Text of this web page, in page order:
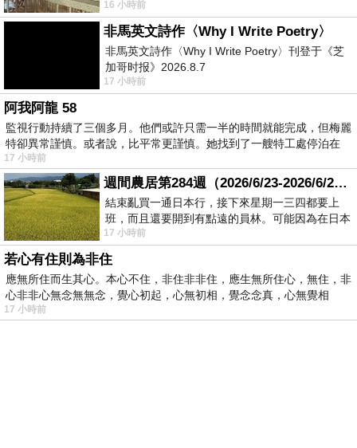
顧都會去看一下。他們偶爾會引進 C
16 小時前
非馬英文詩作〈Why I Write Poetry〉
非馬英文詩作〈Why I Write Poetry〉刊登于《芝
加哥时报》2026.8.7
17 小時前
阿我阿龍 58
監視行動持續了三個多月。他們或許只需一半的時間就能完成，但梅麗
特卻異常謹慎。或者說，比平常更謹慎。她找到了一艘特工處停泊在
17 小時前
週間農居第284週（2026/6/23-2026/6/24) 夏至 金黃稻浪洋溢豐收喜悅
結束亂買一通日本行，接下來星期一三四都要上
班，而且還要開到有點遠的員林。可能因為在日本
花不少錢，星期一出門上班時，心裡沒有一
17 小時前
若心有住則為非住
應無所住而生其心。本心不住，非住非非住，應生無所住心，無住，非
心非非心無念無無念，覺心初起，心無初相，覺念念真，心無覺相
17 小時前